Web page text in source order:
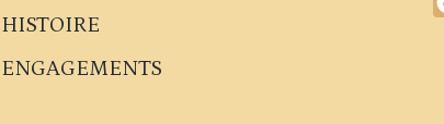
HISTOIRE
ENGAGEMENTS